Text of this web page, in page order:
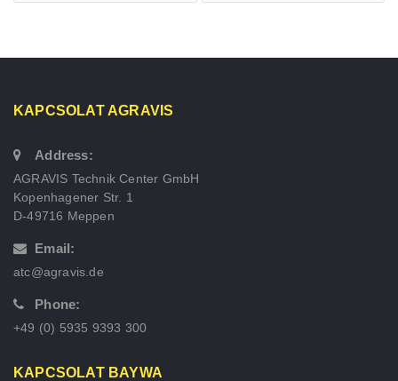
KAPCSOLAT AGRAVIS
Address:
AGRAVIS Technik Center GmbH
Kopenhagener Str. 1
D-49716 Meppen
Email:
atc@agravis.de
Phone:
+49 (0) 5935 9393 300
KAPCSOLAT BAYWA